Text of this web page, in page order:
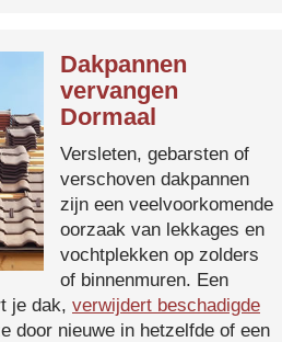
Dakpannen
vervangen
Dormaal
Versleten, gebarsten of
verschoven dakpannen
zijn een veelvoorkomende
oorzaak van lekkages en
vochtplekken op zolders
of binnenmuren. Een
je dak, verwijdert beschadigde
door nieuwe in hetzelfde of een